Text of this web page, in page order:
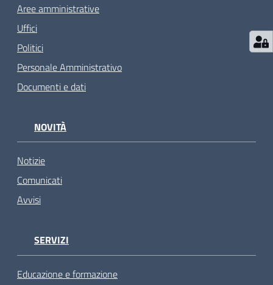
Aree amministrative
Uffici
Politici
Personale Amministrativo
Documenti e dati
NOVITÀ
Notizie
Comunicati
Avvisi
SERVIZI
Educazione e formazione